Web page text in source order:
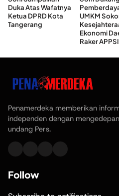
Duka Atas Wafatnya
Ketua DPRD Kota
Tangerang
UMKM
Ekonomi
Raker APPSI
Penamerdeka memberikan
independen dengan
undang Pers.
Follow